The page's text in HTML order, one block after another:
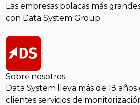
Las empresas polacas más
con Data System Group
Sobre nosotros
Data System lleva más de 18
clientes servicios de